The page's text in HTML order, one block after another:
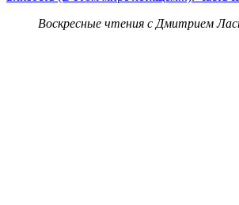
Воскресные чтения с Дмитрием